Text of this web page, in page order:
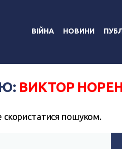
ВІЙНА НОВИНИ
ВИКТОР
пошуком.